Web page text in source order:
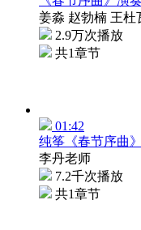
姜淼 赵勃楠 王杜
2.9万次播放
共1章节
01:42
纯筝《春节序曲
李丹老师
7.2千次播放
共1章节